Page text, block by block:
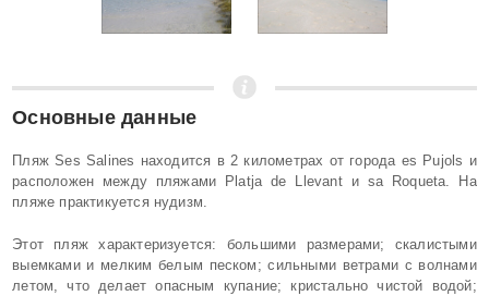
Основные данные
Пляж Ses Salines находится в 2 километрах от города es Pujols и
расположен между пляжами Platja de Llevant и sa Roqueta. На
пляже практикуется нудизм.
Этот пляж характеризуется: большими размерами; скалистыми
выемками и мелким белым песком; сильными ветрами с волнами
летом, что делает опасным купание; кристально чистой водой;